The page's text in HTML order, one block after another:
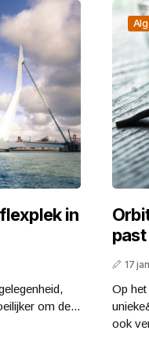
in
om de...
17
Op
ook